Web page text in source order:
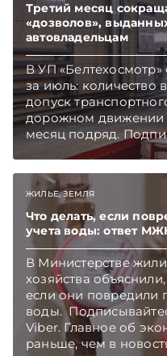
Третий месяц
«дозволов»,
автовладельцам
В УП «Белтехосмотр»
за июль:
допуск
дорожном движении
месяц подряд.
Telegram‑канал и
TelegramViber
ЖИЛЬЕ, ЗЕМЛЯ
Что делать, если
учета воды: ответ
В Министерстве
хозяйства
если они повредили
воды.
Viber. Главное об
раньше, чем в